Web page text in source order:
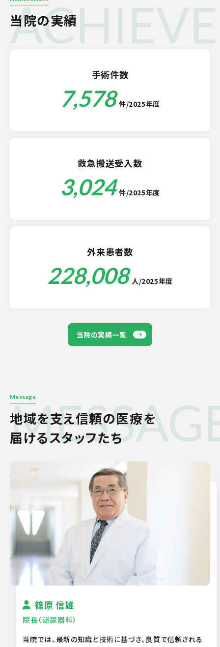
当院の実績
手術件数
7,578 件/2025年度
救急搬送受入数
3,024 件/2025年度
外来患者数
228,008 人/2025年度
当院の実績一覧
Message
地域を支え信頼の医療を
届けるスタッフたち
篠原 信雄
院長（泌尿器科）
当院では、最新の知識と技術に基づき、良質で信頼される